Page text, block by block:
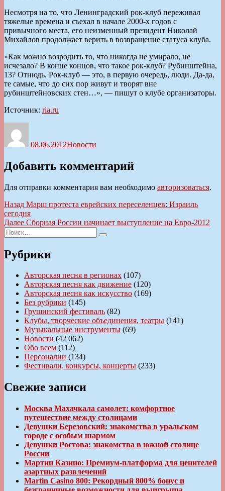
Несмотря на то, что Ленинградский рок-клуб переживал
тяжелые времена и съехал в начале 2000-х годов с
привычного места, его неизменный президент Николай
Михайлов продолжает верить в возвращение статуса клуба.
«Как можно возродить то, что никогда не умирало, не
исчезало? В конце концов, что такое рок-клуб? Рубинштейна,
13? Отнюдь. Рок-клуб — это, в первую очередь, люди. Да-да,
те самые, что до сих пор живут и творят вне
рубинштейновских стен…», — пишут о клубе организаторы.
Источник: ria.ru
08.06.2012Новости
Добавить комментарий
Для отправки комментария вам необходимо авторизоваться.
Навигация
по
записям
Назад Предыдущая
запись:
Марш протеста еврейских переселенцев: Израиль
сегодня
Далее Следующая
Сборная России начинает выступление на Евро-2012
Искать:
Поиск
Рубрики
Авторская песня в регионах (107)
Авторская песня как движение (120)
Авторская песня как искусство (169)
Без рубрики (145)
Грушинский фестиваль (82)
Клубы, творческие объединения, театры (141)
Музыкальные инструменты (69)
Новости (42 062)
Обо всем (112)
Персоналии (134)
Фестивали, конкурсы, концерты (233)
Свежие записи
Москва Махачкала самолет: комфортное
путешествие между столицами
Девушки Березовский: знакомства в уральском
городе с особым шармом
Девушки Ростова: знакомства в южной столице
России
Мартин Казино: Премиум-платформа для ценителей
азартных развлечений
Martin Casino 800: Рекордный 800% бонус и